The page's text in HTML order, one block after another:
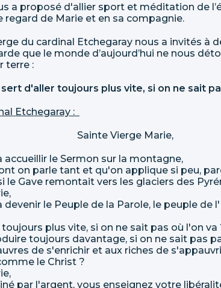
a proposé d'allier sport et méditation de
regard de Marie et en sa compagnie.
du cardinal Etchegaray nous a invités à
que le monde d’aujourd’hui ne nous
terre :
d'aller toujours plus vite, si on ne sait
Etchegaray :
Sainte Vierge Marie,
accueillir le Sermon sur la montagne,
on parle tant et qu'on applique si peu,
le Gave remontait vers les glaciers des
devenir le Peuple de la Parole, le peuple de
plus vite, si on ne sait pas où l'on va
toujours davantage, si on ne sait pas
de s'enrichir et aux riches de
le Christ ?
par l'argent, vous enseignez votre